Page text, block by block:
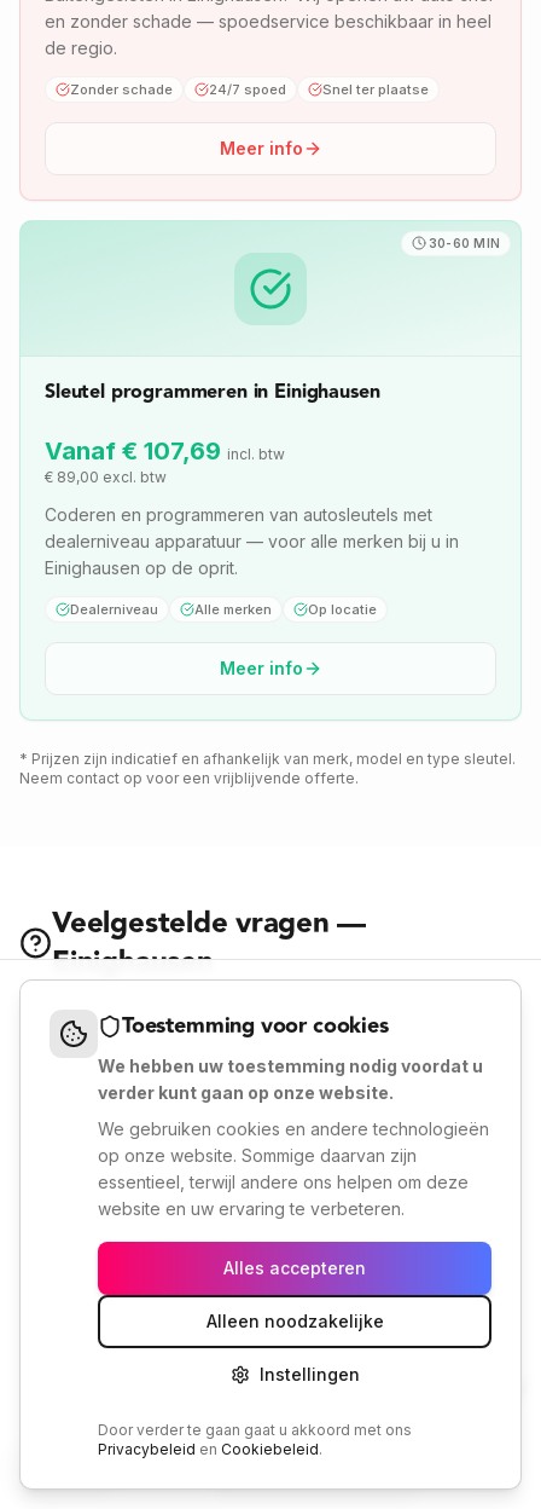
en zonder schade — spoedservice beschikbaar in heel
de regio.
Zonder schade 24/7 spoed Snel ter plaatse
Meer info
30-60 MIN
Sleutel programmeren in Einighausen
Vanaf € 107,69 incl. btw
€ 89,00 excl. btw
Coderen en programmeren van autosleutels met
dealerniveau apparatuur — voor alle merken bij u in
Einighausen op de oprit.
Dealerniveau Alle merken Op locatie
Meer info
* Prijzen zijn indicatief en afhankelijk van merk, model en type sleutel.
Neem contact op voor een vrijblijvende offerte.
Veelgestelde vragen —
Einighausen
Alles wat u moet weten over onze autosleutel service
Einighausen
Wat kost een autosleutel bijmaken in
Einighausen?
Uitklappen
Hoe snel kan Autosleutel Limburg in
Einighausen zijn?
Welke automerken worden ondersteund in
Einighausen?
Kan ik ook een keyless autosleutel laten
bijmaken in Einighausen?
Uitklappen
Toestemming voor cookies
We hebben uw toestemming nodig voordat u
verder kunt gaan op onze website.
We gebruiken cookies en andere technologieën
op onze website. Sommige daarvan zijn
essentieel, terwijl andere ons helpen om deze
website en uw ervaring te verbeteren.
Alles accepteren
Alleen noodzakelijke
Instellingen
Door verder te gaan gaat u akkoord met ons
Privacybeleid en Cookiebeleid.